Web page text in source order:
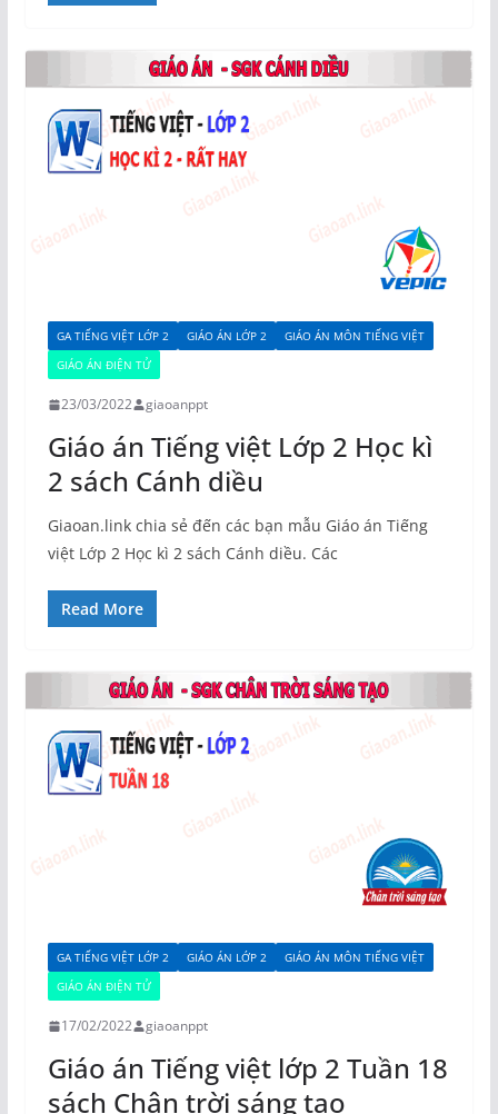
GA TIẾNG VIỆT LỚP 2 GIÁO ÁN LỚP 2
GIÁO ÁN MÔN TIẾNG VIỆT
GIÁO ÁN ĐIỆN TỬ
23/03/2022 giaoanppt
Giáo án Tiếng việt Lớp 2 Học kì
2 sách Cánh diều
Giaoan.link chia sẻ đến các bạn mẫu Giáo án Tiếng
việt Lớp 2 Học kì 2 sách Cánh diều. Các
Read More
GA TIẾNG VIỆT LỚP 2 GIÁO ÁN LỚP 2
GIÁO ÁN MÔN TIẾNG VIỆT
GIÁO ÁN ĐIỆN TỬ
17/02/2022 giaoanppt
Giáo án Tiếng việt lớp 2 Tuần 18
sách Chân trời sáng tạo